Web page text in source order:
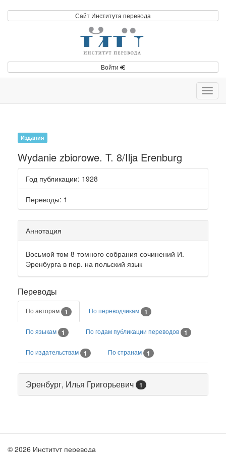
Сайт Института перевода
Войти
Издания
Wydanie zbiorowe. T. 8/Ilja Erenburg
Год публикации: 1928
Переводы: 1
Аннотация
Восьмой том 8-томного собрания сочинений И.
Эренбурга в пер. на польский язык
Переводы
По авторам 1 По переводчикам 1
По языкам 1 По годам публикации переводов 1
По издательствам 1 По странам 1
Эренбург, Илья Григорьевич 1
© 2026 Институт перевода